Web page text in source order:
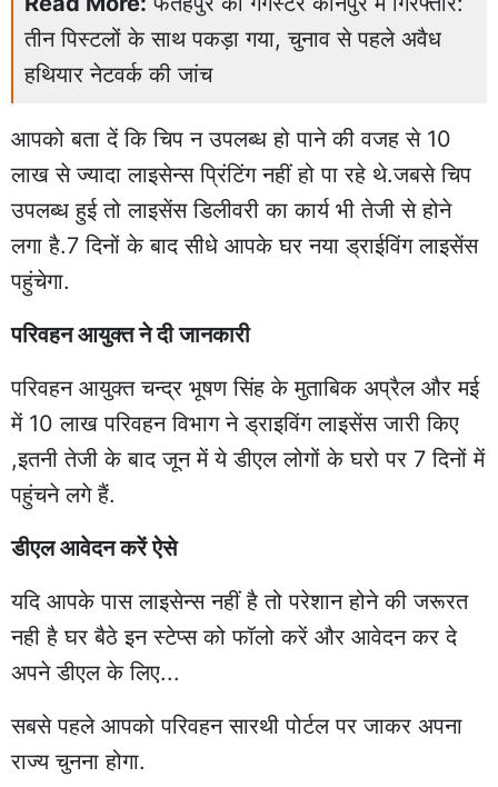
तीन पिस्टलों के साथ पकड़ा गया, चुनाव से पहले अवैध
हथियार नेटवर्क की जांच
आपको बता दें कि चिप न उपलब्ध हो पाने की वजह से 10
लाख से ज्यादा लाइसेन्स प्रिंटिंग नहीं हो पा रहे थे.जबसे चिप
उपलब्ध हुई तो लाइसेंस डिलीवरी का कार्य भी तेजी से होने
लगा है.7 दिनों के बाद सीधे आपके घर नया ड्राईविंग लाइसेंस
पहुंचेगा.
परिवहन आयुक्त ने दी जानकारी
परिवहन आयुक्त चन्द्र भूषण सिंह के मुताबिक अप्रैल और मई
में 10 लाख परिवहन विभाग ने ड्राइविंग लाइसेंस जारी किए
,इतनी तेजी के बाद जून में ये डीएल लोगों के घरो पर 7 दिनों में
पहुंचने लगे हैं.
डीएल आवेदन करें ऐसे
यदि आपके पास लाइसेन्स नहीं है तो परेशान होने की जरूरत
नही है घर बैठे इन स्टेप्स को फॉलो करें और आवेदन कर दे
अपने डीएल के लिए...
सबसे पहले आपको परिवहन सारथी पोर्टल पर जाकर अपना
राज्य चुनना होगा.